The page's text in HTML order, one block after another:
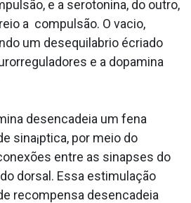
e a serotonina, do outro,
a compulsão. O va­cio,
um desequila­brio écriado
e a dopamina
desencadeia um fena
sina¡ptica, por meio do
entre as sinapses do
dorsal. Essa estimulação
recompensa desencadeia